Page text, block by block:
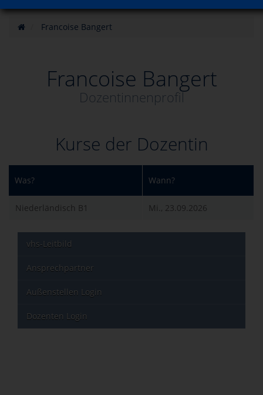
Francoise Bangert
Francoise Bangert
Dozentinnenprofil
Kurse der Dozentin
Was? Wann?
Niederländisch B1 Mi., 23.09.2026
vhs-Leitbild
Ansprechpartner
Außenstellen Login
Dozenten Login